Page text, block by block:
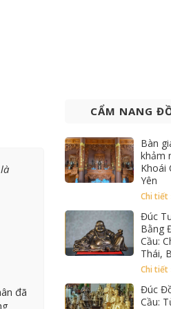
đã
CẨM NANG
Bàn
khảm
Khoái
Yên
Chi tiết
Đúc
Bằng
Cầu:
Thái,
Chi tiết
Đúc
Cầu: